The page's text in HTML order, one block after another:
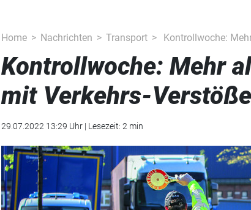
Home Nachrichten Transport Kontrollwoche:
Kontrollwoche: Mehr
mit Verkehrs-
29.07.2022 13:29 Uhr | Lesezeit: 2 min